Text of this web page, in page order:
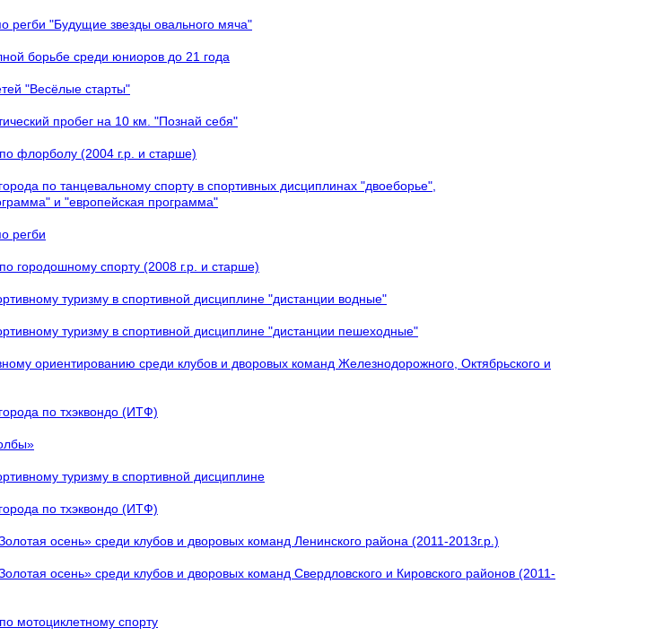
регби "Будущие звезды овального мяча"
борьбе среди юниоров до 21 года
"Весёлые старты"
пробег на 10 км. "Познай себя"
флорболу (2004 г.р. и старше)
по танцевальному спорту в спортивных дисциплинах "двоеборье",
и "европейская программа"
регби
городошному спорту (2008 г.р. и старше)
туризму в спортивной дисциплине "дистанции водные"
туризму в спортивной дисциплине "дистанции пешеходные"
ориентированию среди клубов и дворовых команд Железнодорожного, Октябрьского и
по тхэквондо (ИТФ)
туризму в спортивной дисциплине
по тхэквондо (ИТФ)
осень» среди клубов и дворовых команд Ленинского района (2011-2013г.р.)
осень» среди клубов и дворовых команд Свердловского и Кировского районов (2011-
мотоциклетному спорту